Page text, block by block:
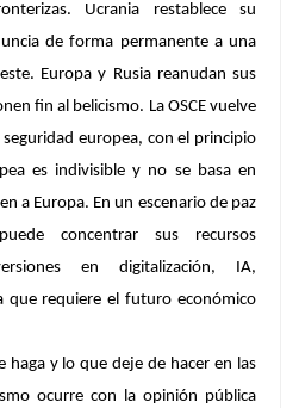
Ucrania restablece su
de forma permanente a una
Europa y Rusia reanudan sus
fin al belicismo. La OSCE vuelve
europea, con el principio
es indivisible y no se basa en
a Europa. En un escenario de paz
concentrar sus recursos
en digitalización, IA,
que requiere el futuro económico
haga y lo que deje de hacer en las
ocurre con la opinión pública